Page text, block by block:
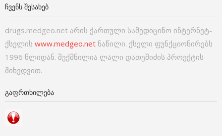
ᲩᲕᲔᲜᲡ ᲨᲔᲡᲐᲮᲔᲑ
drugs.medgeo.net არის ქართული სამედიცინო ინტერნეტ-
ქსელის www.medgeo.net ნაწილი. ქსელი ფუნქციონირებს
1996 წლიდან. შექმნილია ლალი დათეშიძის პროექტის
მიხედვით.
ᲒᲐᲤᲠᲗᲮᲘᲚᲔᲑᲐ